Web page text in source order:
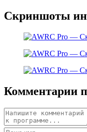
Скриншоты
Комментарии